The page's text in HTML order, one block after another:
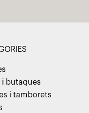
i butaques
i tamborets